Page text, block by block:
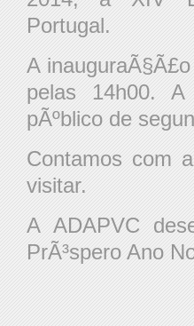
Portugal.
A
pelas 14h00. A
pÃºblico de
Contamos com
visitar.
A ADAPVC
PrÃ³spero Ano